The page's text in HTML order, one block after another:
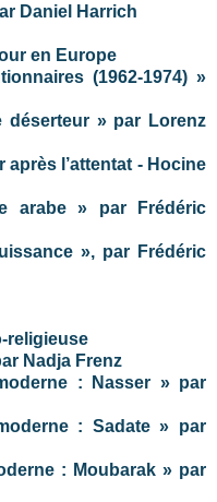
Daniel Harrich
en Europe
(1962-1974) »
déserteur » par Lorenz
l’attentat - Hocine
arabe » par Frédéric
», par Frédéric
religieuse
Nadja Frenz
: Nasser » par
: Sadate » par
: Moubarak » par